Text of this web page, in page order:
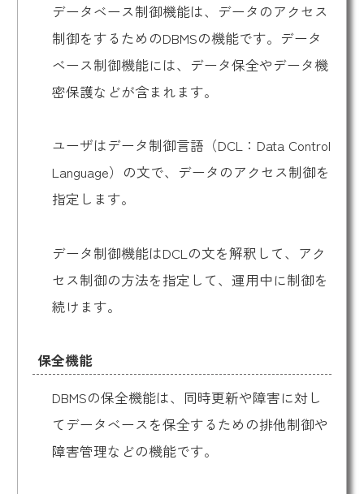
データベース制御機能は、データのアクセス
制御をするためのDBMSの機能です。データ
ベース制御機能には、データ保全やデータ機
密保護などが含まれます。
ユーザはデータ制御言語（DCL：Data Control
Language）の文で、データのアクセス制御を
指定します。
データ制御機能はDCLの文を解釈して、アク
セス制御の方法を指定して、運用中に制御を
続けます。
保全機能
DBMSの保全機能は、同時更新や障害に対し
てデータベースを保全するための排他制御や
障害管理などの機能です。